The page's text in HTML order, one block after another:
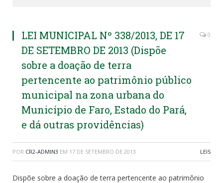
LEI MUNICIPAL Nº 338/2013, DE 17
DE SETEMBRO DE 2013 (Dispõe
sobre a doação de terra
pertencente ao patrimônio público
municipal na zona urbana do
Município de Faro, Estado do Pará,
e dá outras providências)
0
POR CR2-ADMIN3 EM 17 DE SETEMBRO DE 2013 LEIS
Dispõe sobre a doação de terra pertencente ao patrimônio